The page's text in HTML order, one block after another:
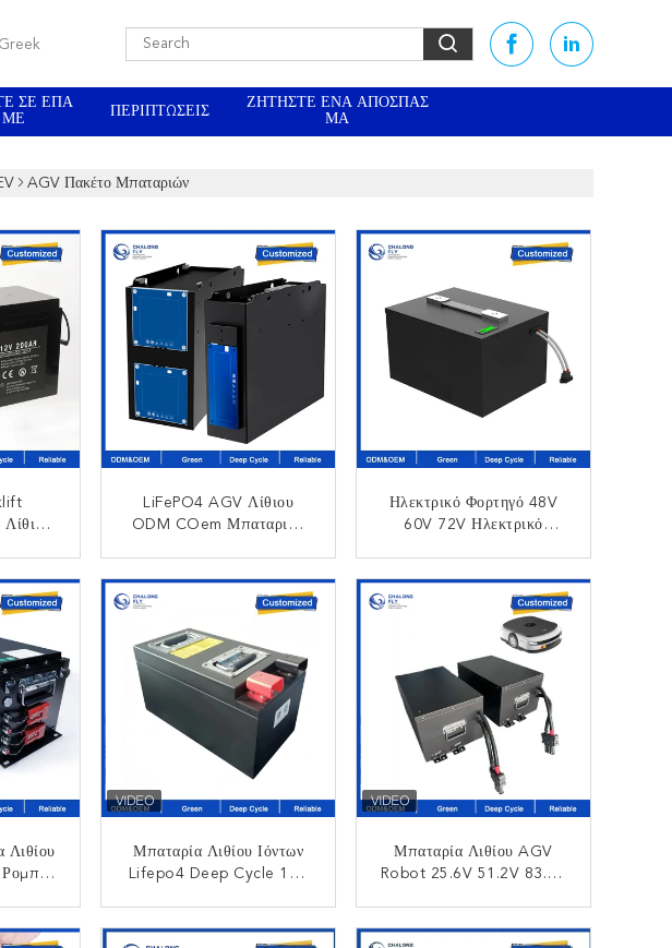
Greek
ΣΕ ΕΠΑ
ΜΕ
ΠΕΡΙΠΤΏΣΕΙΣ
ΖΗΤΉΣΤΕ ΈΝΑ ΑΠΌΣΠΑΣ
ΜΑ
AGV Πακέτο Μπαταριών
72V
COem
LiFePO4 AGV Λίθιου
ODM COem Μπαταριών
Ηλεκτρικό Όχημα Πακέτων
24V 36V 48V 80AH
150AH 200AH Μπαταριών
ΕΠΙΚΟΙΝΩΝΉΣΤΕ
Ηλεκτρικό Φορτηγό 48V
60V 72V Ηλεκτρικό
ΕΠΙΚΟΙΝΩΝΉΣΤΕ
Λιθίου
Ρομπότ
Μπαταρία Λιθίου Ιόντων
Lifepo4 Deep Cycle 12V
Carts Με Ανόδιο LFP
ΕΠΙΚΟΙΝΩΝΉΣΤΕ
Μπαταρία Λιθίου AGV
Robot 25.6V 51.2V 83.2V
Φορτιστή AGV Lithium Ion
ΕΠΙΚΟΙΝΩΝΉΣΤΕ